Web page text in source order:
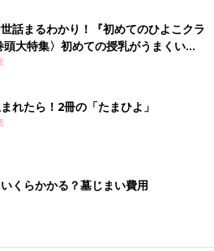
話まるわかり！『初めてのひよこクラ
頭大特集〉初めての授乳がうまくい
ミルクの基本と夏のトラブル 解決テ
れたら！2冊の「たまひよ」
くらかかる？墓じまい費用